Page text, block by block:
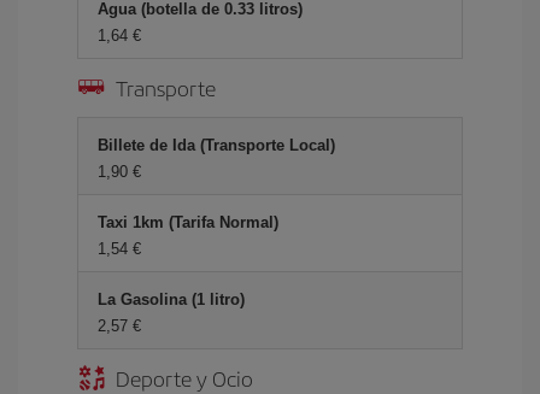
Agua (botella de 0.33 litros)
1,64 €
Transporte
Billete de Ida (Transporte Local)
1,90 €
Taxi 1km (Tarifa Normal)
1,54 €
La Gasolina (1 litro)
2,57 €
Deporte y Ocio